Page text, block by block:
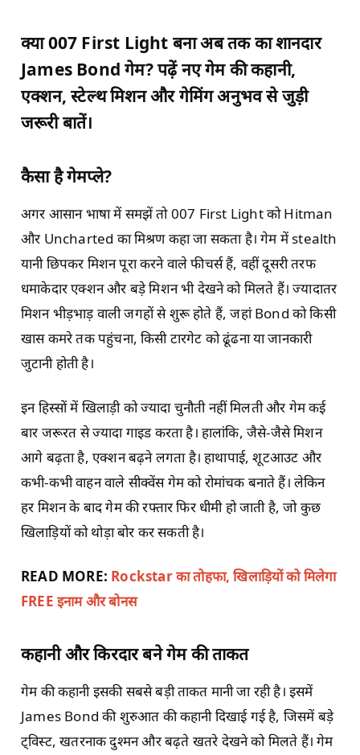
क्या 007 First Light बना अब तक का शानदार
James Bond गेम? पढ़ें नए गेम की कहानी,
एक्शन, स्टेल्थ मिशन और गेमिंग अनुभव से जुड़ी
जरूरी बातें।
कैसा है गेमप्ले?
अगर आसान भाषा में समझें तो 007 First Light को Hitman
और Uncharted का मिश्रण कहा जा सकता है। गेम में stealth
यानी छिपकर मिशन पूरा करने वाले फीचर्स हैं, वहीं दूसरी तरफ
धमाकेदार एक्शन और बड़े मिशन भी देखने को मिलते हैं। ज्यादातर
मिशन भीड़भाड़ वाली जगहों से शुरू होते हैं, जहां Bond को किसी
खास कमरे तक पहुंचना, किसी टारगेट को ढूंढना या जानकारी
जुटानी होती है।
इन हिस्सों में खिलाड़ी को ज्यादा चुनौती नहीं मिलती और गेम कई
बार जरूरत से ज्यादा गाइड करता है। हालांकि, जैसे-जैसे मिशन
आगे बढ़ता है, एक्शन बढ़ने लगता है। हाथापाई, शूटआउट और
कभी-कभी वाहन वाले सीक्वेंस गेम को रोमांचक बनाते हैं। लेकिन
हर मिशन के बाद गेम की रफ्तार फिर धीमी हो जाती है, जो कुछ
खिलाड़ियों को थोड़ा बोर कर सकती है।
READ MORE: Rockstar का तोहफा, खिलाड़ियों को मिलेगा
FREE इनाम और बोनस
कहानी और किरदार बने गेम की ताकत
गेम की कहानी इसकी सबसे बड़ी ताकत मानी जा रही है। इसमें
James Bond की शुरुआत की कहानी दिखाई गई है, जिसमें बड़े
ट्विस्ट, खतरनाक दुश्मन और बढ़ते खतरे देखने को मिलते हैं। गेम